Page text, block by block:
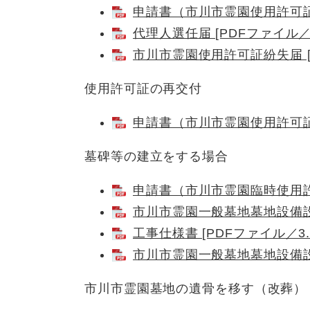
申請書（市川市霊園使用許
代理人選任届 [PDFファイル
市川市霊園使用許可証紛失
使用許可証の再交付
申請書（市川市霊園使用許
墓碑等の建立をする場合
申請書（市川市霊園臨時使
市川市霊園一般墓地墓地設
工事仕様書 [PDFファイル／
市川市霊園一般墓地墓地設
市川市霊園墓地の遺骨を移す（改葬）